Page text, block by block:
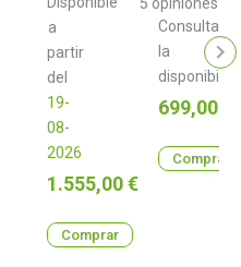
a
partir
del
19-
08-
2026
Precio
1.555,00 €
Comprar
Consulta
la
Precio
699,00 €
Comprar